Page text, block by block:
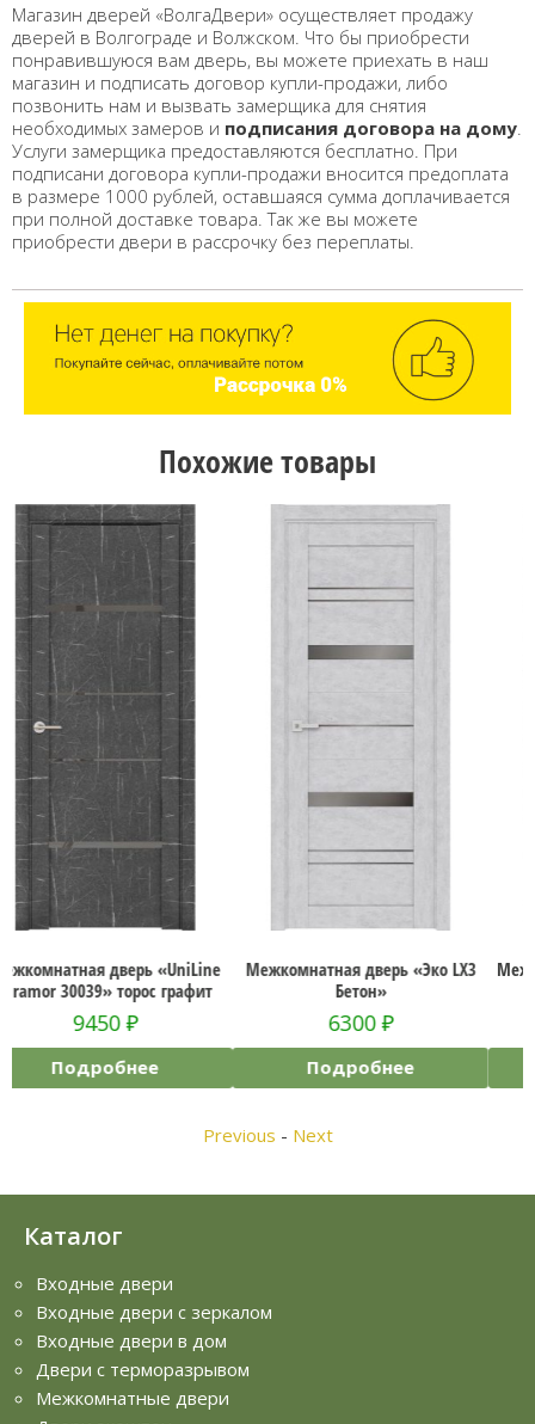
Магазин дверей «ВолгаДвери» осуществляет продажу
дверей в Волгограде и Волжском. Что бы приобрести
понравившуюся вам дверь, вы можете приехать в наш
магазин и подписать договор купли-продажи, либо
позвонить нам и вызвать замерщика для снятия
необходимых замеров и подписания договора на дому
Услуги замерщика предоставляются бесплатно. При
подписани договора купли-продажи вносится предоплата
в размере 1000 рублей, оставшаяся сумма доплачивается
при полной доставке товара. Так же вы можете
приобрести двери в рассрочку без переплаты.
Похожие товары
Межкомнатная дверь «Эко LX3
Бетон»
6300
Подробнее
Межкомнатная дверь
13900
Подробнее
Previous - Next
Каталог
Входные двери
Входные двери с зеркалом
Входные двери в дом
Двери с терморазрывом
Межкомнатные двери